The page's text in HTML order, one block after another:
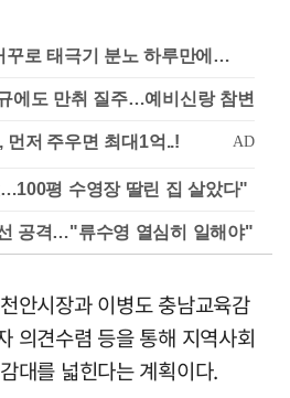
꾸로 태극기 분노 하루만에…
에도 만취 질주…예비신랑 참변
평 수영장 딸린 집 살았다"
공격…"류수영 열심히 일해야"
안시장과 이병도 충남교육감
의견수렴 등을 통해 지역사회
대를 넓힌다는 계획이다.